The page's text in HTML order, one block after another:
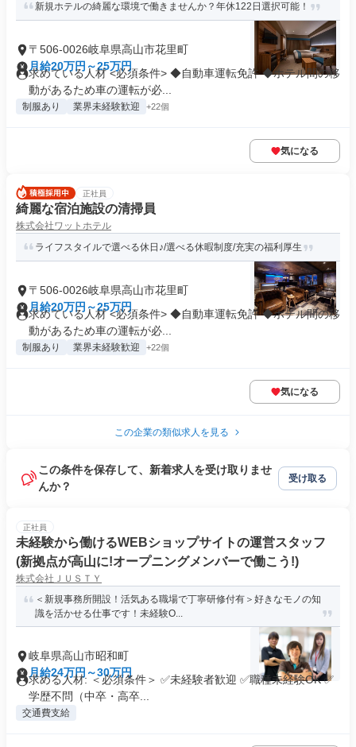
新規ホテルの綺麗な環境で働きませんか？年休122日選択可能！
〒506-0026岐阜県高山市花里町
月給20万円～25万円
求めている人材 <必須条件> ◆自動車運転免許 ◆ホテル間の移
動があるため車の運転が必...
制服あり 業界未経験歓迎 +22個
気になる
正社員
綺麗な宿泊施設の清掃員
株式会社ワットホテル
ライフスタイルで選べる休日♪/選べる休暇制度/充実の福利厚生
〒506-0026岐阜県高山市花里町
月給20万円～25万円
求めている人材 <必須条件> ◆自動車運転免許 ◆ホテル間の移
動があるため車の運転が必...
制服あり 業界未経験歓迎 +22個
気になる
この企業の類似求人を見る
この条件を保存して、新着求人を受け取りませ
んか？
受け取る
正社員
未経験から働けるWEBショップサイトの運営スタッフ
(新拠点が高山に!オープニングメンバーで働こう!)
株式会社ＪＵＳＴＹ
＜新規事務所開設！活気ある職場で丁寧研修付有＞好きなモノの知
識を活かせる仕事です！未経験O...
岐阜県高山市昭和町
月給24万円～30万円
求める人材: ＜必須条件＞ ✅未経験者歓迎 ✅職種未経験OK ✅
学歴不問（中卒・高卒...
交通費支給